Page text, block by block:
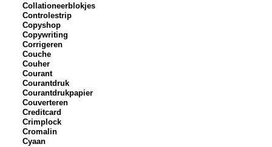
Collationeerblokjes
Controlestrip
Copyshop
Copywriting
Corrigeren
Couche
Couher
Courant
Courantdruk
Courantdrukpapier
Couverteren
Creditcard
Crimplock
Cromalin
Cyaan